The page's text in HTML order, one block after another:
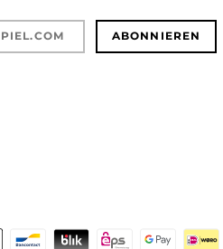
ABONNIEREN